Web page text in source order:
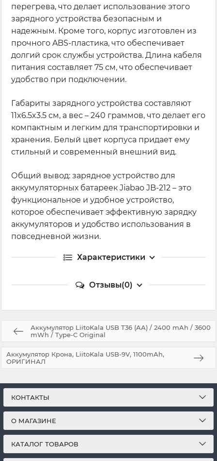
перегрева, что делает использование этого
зарядного устройства безопасным и
надежным. Кроме того, корпус изготовлен из
прочного ABS-пластика, что обеспечивает
долгий срок службы устройства. Длина кабеля
питания составляет 75 см, что обеспечивает
удобство при подключении.
Габариты зарядного устройства составляют
11x6.5x3.5 см, а вес – 240 граммов, что делает его
компактным и легким для транспортировки и
хранения. Белый цвет корпуса придает ему
стильный и современный внешний вид.
Общий вывод: зарядное устройство для
аккумуляторных батареек Jiabao JB-212 – это
функциональное и удобное устройство,
которое обеспечивает эффективную зарядку
аккумуляторов и удобство использования в
повседневной жизни.
Характеристики
Отзывы(0)
Аккумулятор LiitoKala USB T36 (AA) / 2400 mAh / 3600
mWh / Type-C Original
Аккумулятор Крона, LiitoKala USB-9V, 1100mAh,
ОРИГИНАЛ
КОНТАКТЫ
О МАГАЗИНЕ
КАТАЛОГ ТОВАРОВ